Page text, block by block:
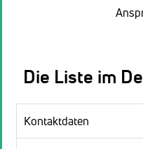
Die Liste im
Kontaktdaten